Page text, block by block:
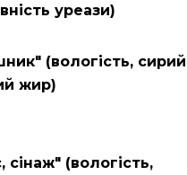
уреази)
(вологість, сирий
жир)
(вологість,